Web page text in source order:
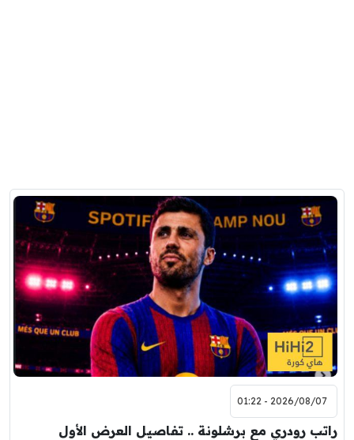
2026/08/07 - 01:22
راتب رودري مع برشلونة .. تفاصيل العرض الأول